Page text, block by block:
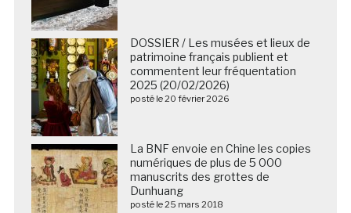
DOSSIER / Les musées et lieux de
patrimoine français publient et
commentent leur fréquentation
2025 (20/02/2026)
posté le 20 février 2026
La BNF envoie en Chine les copies
numériques de plus de 5 000
manuscrits des grottes de
Dunhuang
posté le 25 mars 2018